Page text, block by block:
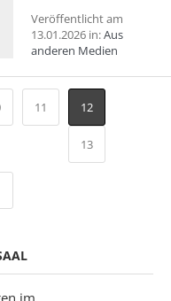
Veröffentlicht am
13.01.2026 in:Aus
anderen Medien
11 12
13
im